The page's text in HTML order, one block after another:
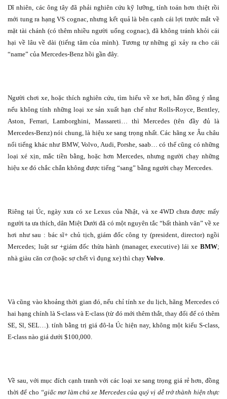
Dĩ nhiên, các ông tây đã phải nghiên cứu kỹ lưỡng, tính toán hơn thiệt rồi
mới tung ra hạng VS cognac, nhưng kết quả là bên cạnh cái lợi trước mắt về
mặt tài chánh (có thêm nhiều người uống cognac), đã không tránh khỏi cái
hại về lâu về dài (tiếng tăm của mình). Tương tự những gì xảy ra cho cái
“name” của Mercedes-Benz hồi gần đây.
Người chơi xe, hoặc thích nghiên cứu, tìm hiểu về xe hơi, hẳn đồng ý rằng
nếu không tính những loại xe sản xuất hạn chế như Rolls-Royce, Bentley,
Aston, Ferrari, Lamborghini, Massareti… thì Mercedes (tên đầy đủ là
Mercedes-Benz) nói chung, là hiệu xe sang trọng nhất. Các hãng xe Âu châu
nổi tiếng khác như BMW, Volvo, Audi, Porshe, saab… có thể cũng có những
loại xé xịn, mắc tiền bằng, hoặc hơn Mercedes, nhưng người chạy những
hiệu xe đó chắc chắn không được tiếng “sang” bằng người chạy Mercedes.
Riêng tại Úc, ngày xưa có xe Lexus của Nhật, và xe 4WD chưa được mấy
người ta ưa thích, dân Miệt Dưới đã có một nguyên tắc “bất thành văn” về xe
hơi như sau : bác sĩ+ chủ tịch, giám đốc công ty (president, director) ngồi
Mercedes; luật sư +giám đốc thừa hành (manager, executive) lái xe BMW;
nhà giàu căn cơ (hoặc sợ chết vì đụng xe) thì chạy Volvo
Và cũng vào khoảng thời gian đó, nếu chỉ tính xe du lịch, hãng Mercedes có
hai hạng chính là S-class và E-class (từ đó mới thêm thắt, thay đổi để có thêm
SE, Sl, SEL…). tính bằng trị giá đô-la Úc hiện nay, không một kiểu S-class,
E-class nào giá dưới $100,000.
Về sau, với mục đích cạnh tranh với các loại xe sang trọng giá rẻ hơn, đồng
thời để cho “giấc mơ làm chủ xe Mercedes của quý vị dễ trở thành hiện thực